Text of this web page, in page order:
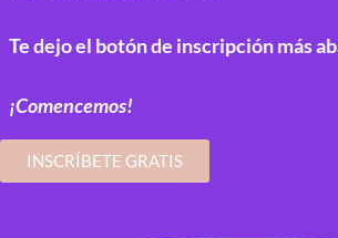
Te dejo el botón de inscripción más
¡Comencemos!
INSCRÍBETE GRATIS